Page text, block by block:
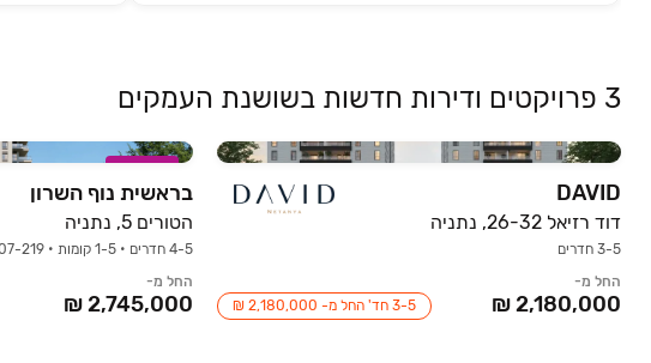
3 פרויקטים ודירות חדשות בשושנת העמקים
DAVID
דוד רזיאל 26-32, נתניה
3-5 חדרים
החל מ-
3-5 חד' החל מ- 2,180,000 ₪
במבצע
בראשית נוף השרון
הטורים 5, נתניה
4-5 חדרים • 1-5 קומות • 107-219 מ״ר
החל מ-